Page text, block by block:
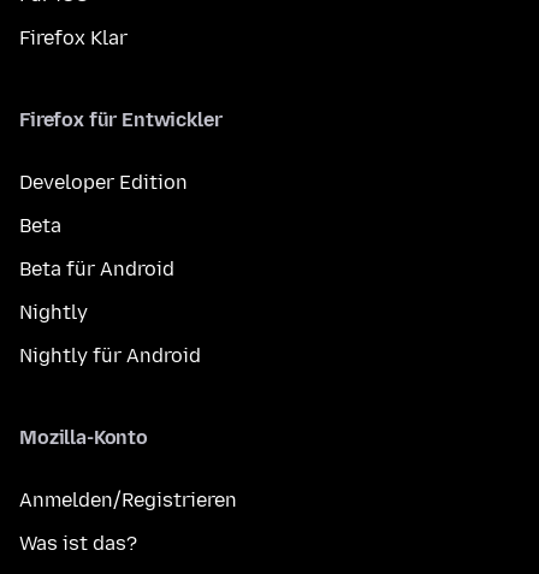
Firefox Klar
Firefox für Entwickler
Developer Edition
Beta
Beta für Android
Nightly
Nightly für Android
Mozilla-Konto
Anmelden/Registrieren
Was ist das?